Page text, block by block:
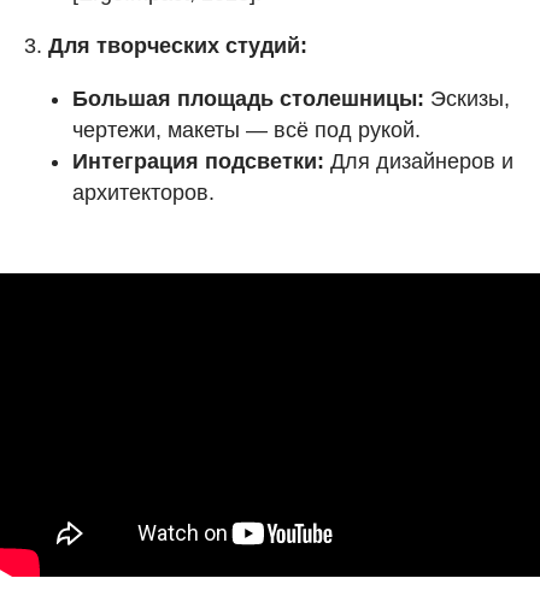
3. Для творческих студий:
Большая площадь столешницы: Эскизы,
чертежи, макеты — всё под рукой.
Интеграция подсветки: Для дизайнеров и
архитекторов.